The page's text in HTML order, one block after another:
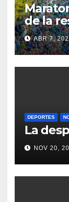
de la
ABR 7,
DEPORTES
La
NOV 20,